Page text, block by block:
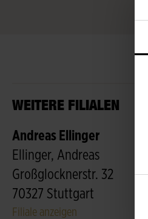
WEITERE FILIALEN
Andreas Ellinger
Ellinger, Andreas
Großglocknerstr. 32
70327 Stuttgart
Filiale anzeigen